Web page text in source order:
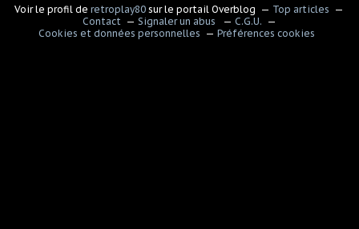
Voir le profil deretroplay80 sur le portail Overblog
Top articles
Contact
Signaler un abus
C.G.U.
Cookies et données personnelles
Préférences cookies